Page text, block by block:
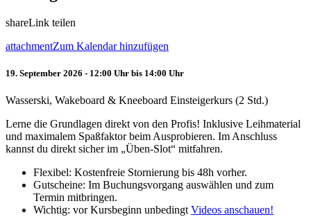
shareLink teilen
attachmentZum Kalendar hinzufügen
19. September 2026 - 12:00 Uhr bis 14:00 Uhr
Wasserski, Wakeboard & Kneeboard Einsteigerkurs (2 Std.)
Lerne die Grundlagen direkt von den Profis! Inklusive Leihmaterial
und maximalem Spaßfaktor beim Ausprobieren. Im Anschluss
kannst du direkt sicher im „Üben-Slot“ mitfahren.
Flexibel: Kostenfreie Stornierung bis 48h vorher.
Gutscheine: Im Buchungsvorgang auswählen und zum
Termin mitbringen.
Wichtig: vor Kursbeginn unbedingt Videos anschauen!